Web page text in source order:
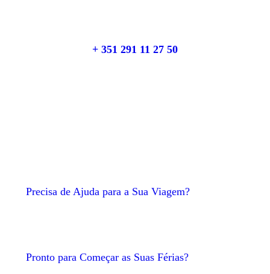
+ 351 291 11 27 50
Precisa de Ajuda para a Sua Viagem?
Pronto para Começar as Suas Férias?